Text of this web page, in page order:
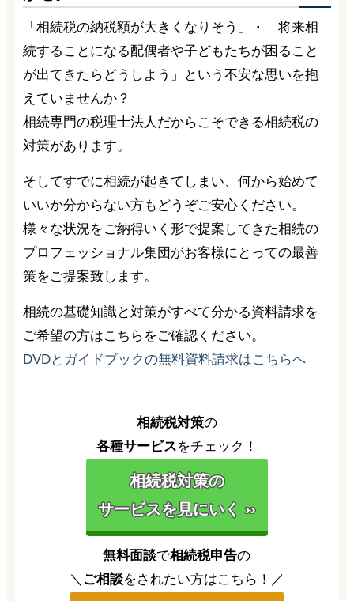
「相続税の納税額が大きくなりそう」・「将来相
続することになる配偶者や子どもたちが困ること
が出てきたらどうしよう」という不安な思いを抱
えていませんか？
相続専門の税理士法人だからこそできる相続税の
対策があります。
そしてすでに相続が起きてしまい、何から始めて
いいか分からない方もどうぞご安心ください。
様々な状況をご納得いく形で提案してきた相続の
プロフェッショナル集団がお客様にとっての最善
策をご提案致します。
相続の基礎知識と対策がすべて分かる資料請求を
ご希望の方はこちらをご確認ください。
DVDとガイドブックの無料資料請求はこちらへ
相続税対策の
各種サービスをチェック！
相続税対策の
サービスを見にいく ››
無料面談で相続税申告の
＼ ご相談をされたい方はこちら！／